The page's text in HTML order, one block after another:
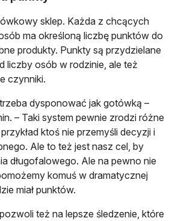
sklep. Każda z chcących
ma określoną liczbę punktów do
produkty. Punkty są przydzielane
liczby osób w rodzinie, ale też
czynniki.
dysponować jak gotówką –
– Taki system pewnie zrodzi różne
ktoś nie przemyśli decyzji i
Ale to też jest nasz cel, by
długofalowego. Ale na pewno nie
komuś w dramatycznej
miał punktów.
też na lepsze śledzenie, które